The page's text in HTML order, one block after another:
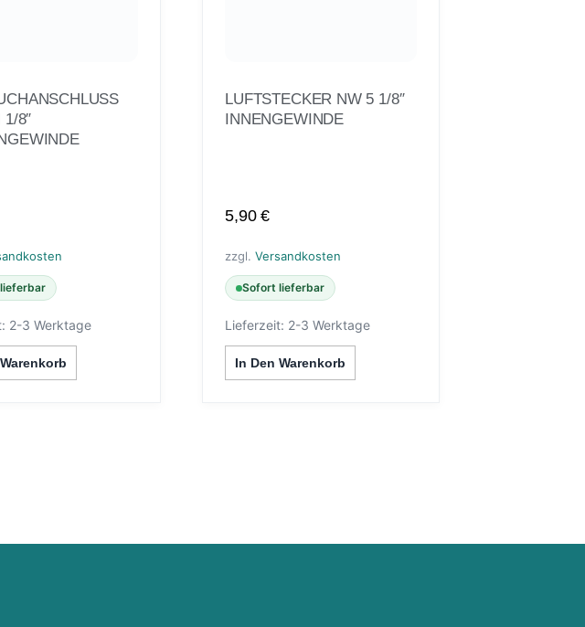
8″
2-3 Werktage
LUFTSTECKER NW 5 1/8″
INNENGEWINDE
5,90€
zzgl.Versandkosten
Sofort lieferbar
Lieferzeit: 2-3 Werktage
In Den Warenkorb